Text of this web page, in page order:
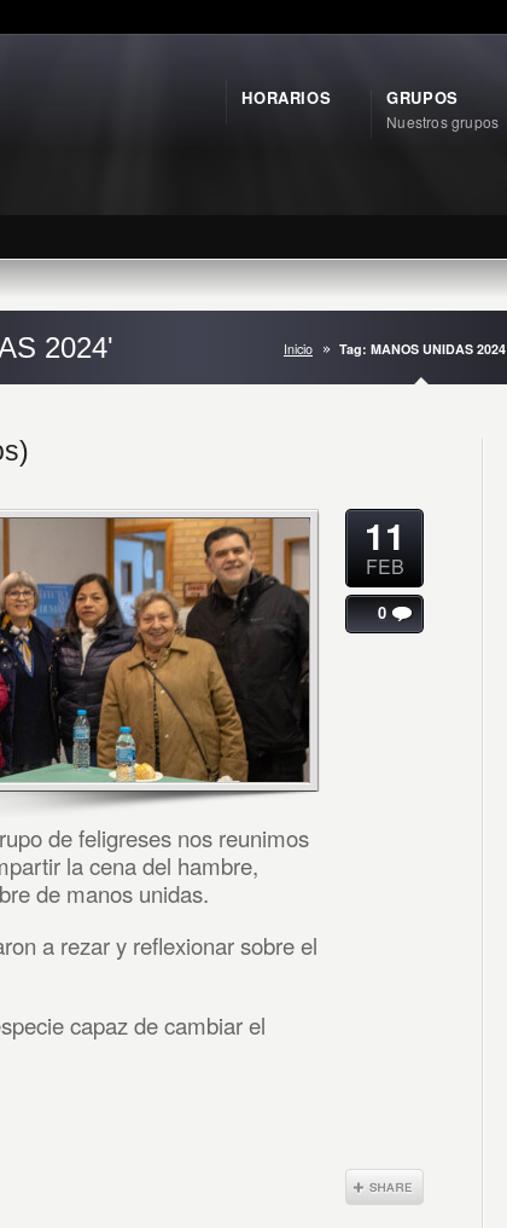
HORARIOS GRUPOS
Nuestros grupos
2024' Inicio Tag: MANOS UNIDAS 2024
de feligreses nos reunimos
la cena del hambre,
de manos unidas.
a rezar y reflexionar sobre el
capaz de cambiar el
11
FEB
0